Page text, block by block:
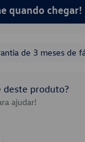
quando chegar!
de 3 meses de
deste produto?
ajudar!